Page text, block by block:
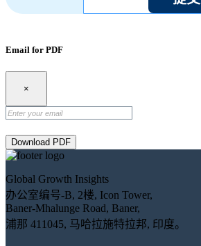
Email for PDF
×
Download PDF
Global Growth Insights
办公室编号-B, 2楼, Icon Tower,
Baner-Mhalunge Road, Baner,
浦那 411045, 马哈拉施特拉邦, 印度。